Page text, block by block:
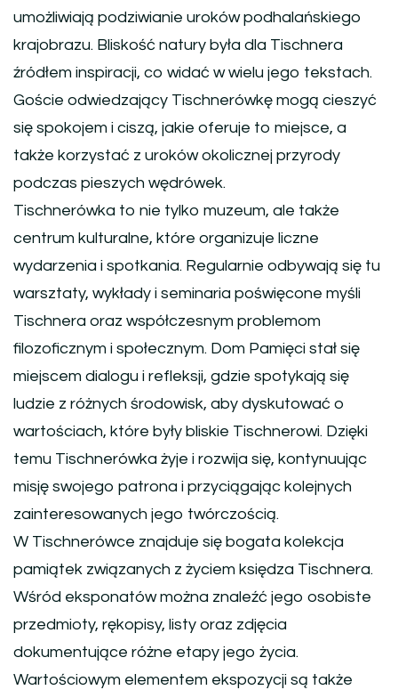
umożliwiają podziwianie uroków podhalańskiego
krajobrazu. Bliskość natury była dla Tischnera
źródłem inspiracji, co widać w wielu jego tekstach.
Goście odwiedzający Tischnerówkę mogą cieszyć
się spokojem i ciszą, jakie oferuje to miejsce, a
także korzystać z uroków okolicznej przyrody
podczas pieszych wędrówek.
Tischnerówka to nie tylko muzeum, ale także
centrum kulturalne, które organizuje liczne
wydarzenia i spotkania. Regularnie odbywają się tu
warsztaty, wykłady i seminaria poświęcone myśli
Tischnera oraz współczesnym problemom
filozoficznym i społecznym. Dom Pamięci stał się
miejscem dialogu i refleksji, gdzie spotykają się
ludzie z różnych środowisk, aby dyskutować o
wartościach, które były bliskie Tischnerowi. Dzięki
temu Tischnerówka żyje i rozwija się, kontynuując
misję swojego patrona i przyciągając kolejnych
zainteresowanych jego twórczością.
W Tischnerówce znajduje się bogata kolekcja
pamiątek związanych z życiem księdza Tischnera.
Wśród eksponatów można znaleźć jego osobiste
przedmioty, rękopisy, listy oraz zdjęcia
dokumentujące różne etapy jego życia.
Wartościowym elementem ekspozycji są także